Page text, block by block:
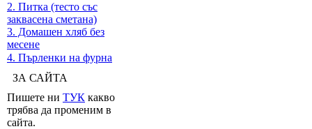
2. Питка (тесто със
заквасена сметана)
3. Домашен хляб без
месене
4. Пърленки на фурна
ЗА САЙТА
Пишете ни ТУК какво
трябва да променим в
сайта.